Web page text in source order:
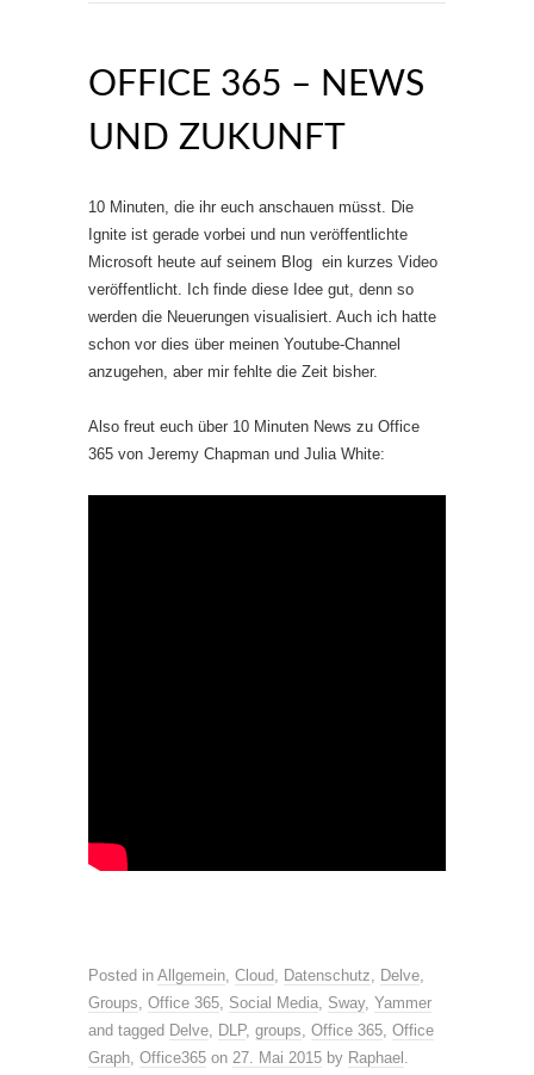
OFFICE 365 – NEWS
UND ZUKUNFT
10 Minuten, die ihr euch anschauen müsst. Die
Ignite ist gerade vorbei und nun veröffentlichte
Microsoft heute auf seinem Blog ein kurzes Video
veröffentlicht. Ich finde diese Idee gut, denn so
werden die Neuerungen visualisiert. Auch ich hatte
schon vor dies über meinen Youtube-Channel
anzugehen, aber mir fehlte die Zeit bisher.
Also freut euch über 10 Minuten News zu Office
365 von Jeremy Chapman und Julia White:
Posted in Allgemein, Cloud, Datenschutz, Delve,
Groups, Office 365, Social Media, Sway, Yammer
and tagged Delve, DLP, groups, Office 365, Office
Graph, Office365 on 27. Mai 2015 by Raphael .